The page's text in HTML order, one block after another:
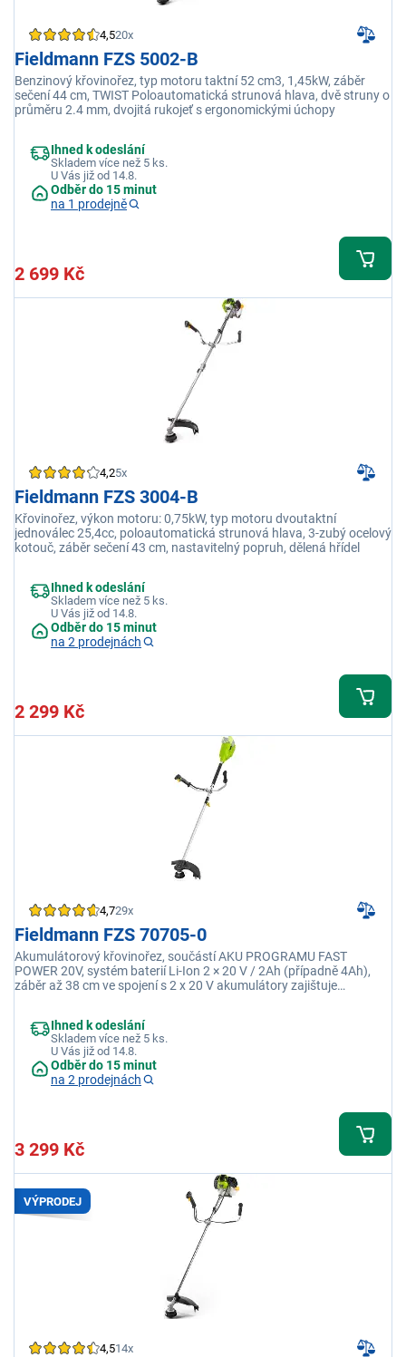
4,520x
Fieldmann FZS 5002-B
Benzinový křovinořez, typ motoru taktní 52 cm3, 1,45kW, záběr
sečení 44 cm, TWIST Poloautomatická strunová hlava, dvě struny o
průměru 2.4 mm, dvojitá rukojeť s ergonomickými úchopy
Ihned k odeslání
Skladem více než 5 ks.
U Vás již od 14.8.
Odběr do 15 minut
na 1 prodejně
2 699 Kč
4,25x
Fieldmann FZS 3004-B
Křovinořez, výkon motoru: 0,75kW, typ motoru dvoutaktní
jednoválec 25,4cc, poloautomatická strunová hlava, 3-zubý ocelový
kotouč, záběr sečení 43 cm, nastavitelný popruh, dělená hřídel
Ihned k odeslání
Skladem více než 5 ks.
U Vás již od 14.8.
Odběr do 15 minut
na 2 prodejnách
2 299 Kč
4,729x
Fieldmann FZS 70705-0
Akumulátorový křovinořez, součástí AKU PROGRAMU FAST
POWER 20V, systém baterií Li-Ion 2 × 20 V / 2Ah (případně 4Ah),
záběr až 38 cm ve spojení s 2 x 20 V akumulátory zajištuje
Ihned k odeslání
Skladem více než 5 ks.
U Vás již od 14.8.
Odběr do 15 minut
na 2 prodejnách
3 299 Kč
VÝPRODEJ
4,514x